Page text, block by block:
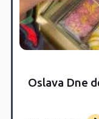
Oslava Dne